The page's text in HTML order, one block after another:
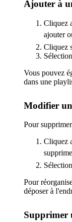
Ajouter à
Cliquez
ajouter
Cliquez
Vous pouvez
dans une
Modifier
Pour
Cliquez
Pour
déposer à
Supprimer